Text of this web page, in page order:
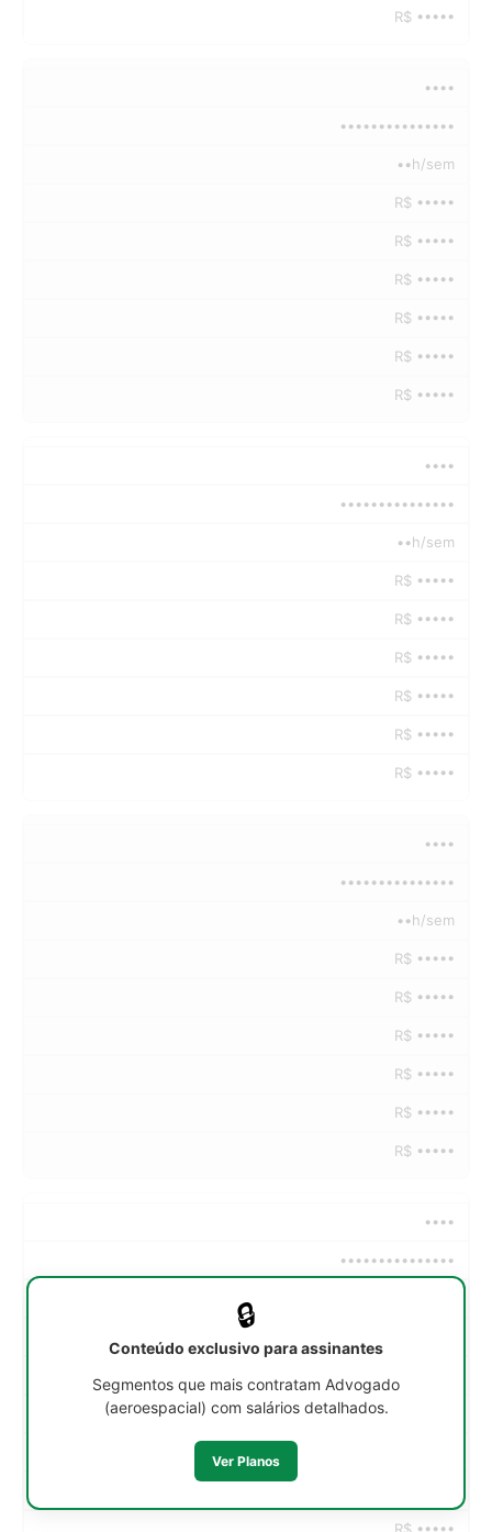
R$ •••••
••••
•••••••••••••••
••h/sem
R$ •••••
R$ •••••
R$ •••••
R$ •••••
R$ •••••
R$ •••••
••••
•••••••••••••••
••h/sem
R$ •••••
R$ •••••
R$ •••••
R$ •••••
R$ •••••
R$ •••••
••••
•••••••••••••••
••h/sem
R$ •••••
R$ •••••
R$ •••••
R$ •••••
R$ •••••
R$ •••••
••••
•••••••••••••••
R$ •••••
🔒
Conteúdo exclusivo para assinantes
Segmentos que mais contratam Advogado
(aeroespacial) com salários detalhados.
Ver Planos